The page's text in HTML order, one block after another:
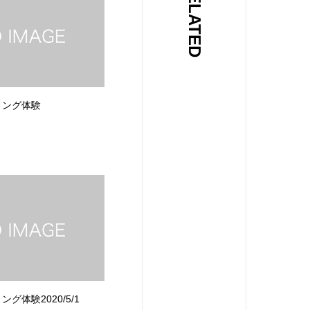
RELATED
グ体験
グ体験2020/5/1